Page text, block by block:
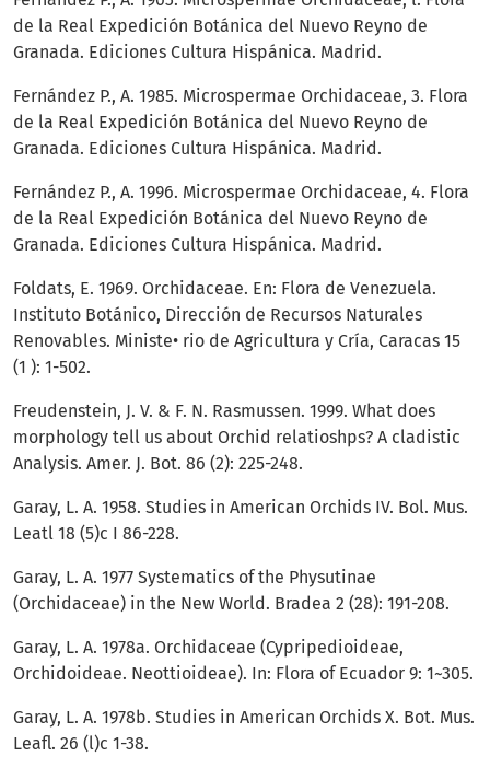
de la Real Expedición Botánica del Nuevo Reyno de
Granada. Ediciones Cultura Hispánica. Madrid.
Fernández P., A. 1985. Microspermae Orchidaceae, 3. Flora
de la Real Expedición Botánica del Nuevo Reyno de
Granada. Ediciones Cultura Hispánica. Madrid.
Fernández P., A. 1996. Microspermae Orchidaceae, 4. Flora
de la Real Expedición Botánica del Nuevo Reyno de
Granada. Ediciones Cultura Hispánica. Madrid.
Foldats, E. 1969. Orchidaceae. En: Flora de Venezuela.
Instituto Botánico, Dirección de Recursos Naturales
Renovables. Ministe• rio de Agricultura y Cría, Caracas 15
(1 ): 1-502.
Freudenstein, J. V. & F. N. Rasmussen. 1999. What does
morphology tell us about Orchid relatioshps? A cladistic
Analysis. Amer. J. Bot. 86 (2): 225-248.
Garay, L. A. 1958. Studies in American Orchids IV. Bol. Mus.
Leatl 18 (5)c I 86-228.
Garay, L. A. 1977 Systematics of the Physutinae
(Orchidaceae) in the New World. Bradea 2 (28): 191-208.
Garay, L. A. 1978a. Orchidaceae (Cypripedioideae,
Orchidoideae. Neottioideae). In: Flora of Ecuador 9: 1~305.
Garay, L. A. 1978b. Studies in American Orchids X. Bot. Mus.
Leafl. 26 (l)c 1-38.